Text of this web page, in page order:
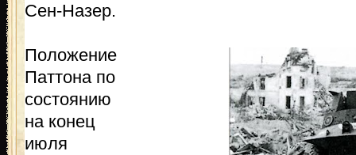
Сен-Назер.
Положение
Паттона по
состоянию
на конец
июля